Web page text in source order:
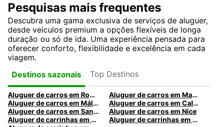
Pesquisas mais frequentes
Descubra uma gama exclusiva de serviços de aluguer,
desde veículos premium a opções flexíveis de longa
duração ou só de ida. Uma experiência pensada para
oferecer conforto, flexibilidade e excelência em cada
viagem.
Destinos sazonais
Top Destinos
Aluguer de carros em Roma
Aluguer de carros em Madrid
Aluguer de carros em Málaga
Aluguer de carros em Caldas da Rainha
Aluguer de carros em Santa Maria da Feira
Aluguer de carros em Nice
Aluguer de carrinhas em Nice
Aluguer de carrinhas em Santa Maria da Feira